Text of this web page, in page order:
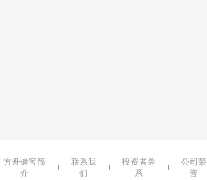
方舟健客简
介
联系我
们
投资者关
系
公司荣
誉